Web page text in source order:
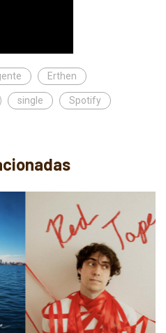
Erthen
single Spotify